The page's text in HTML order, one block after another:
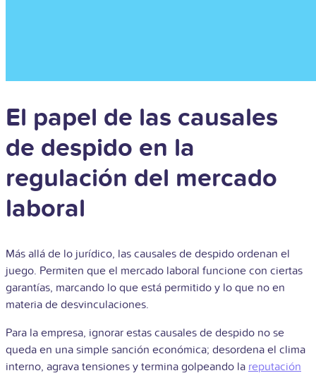
El papel de las causales
de despido en la
regulación del mercado
laboral
Más allá de lo jurídico, las causales de despido ordenan el
juego. Permiten que el mercado laboral funcione con ciertas
garantías, marcando lo que está permitido y lo que no en
materia de desvinculaciones.
Para la empresa, ignorar estas causales de despido no se
queda en una simple sanción económica; desordena el clima
interno, agrava tensiones y termina golpeando la reputación